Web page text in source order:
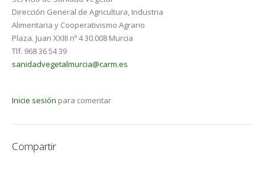
Dirección General de Agricultura, Industria
Alimentaria y Cooperativismo Agrario
Plaza. Juan XXIII nº 4 30.008 Murcia
Tlf. 968 36 54 39
sanidadvegetalmurcia@carm.es
Inicie sesión para comentar
Compartir